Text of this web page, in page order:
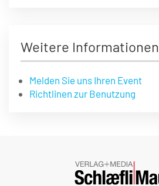
Weitere Informationen
Melden Sie uns Ihren Event
Richtlinen zur Benutzung